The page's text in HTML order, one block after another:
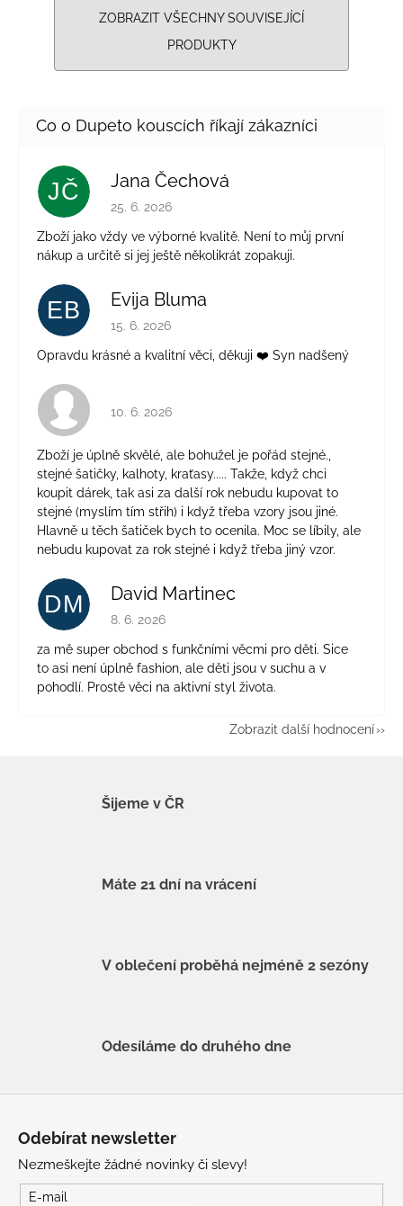
ZOBRAZIT VŠECHNY SOUVISEJÍCÍ
PRODUKTY
JČ Jana Čechová
Hodnocení obchodu je 5 z 5 hvězdiček.
25. 6. 2026
Zboží jako vždy ve výborné kvalitě. Není to můj první
nákup a určitě si jej ještě několikrát zopakuji.
EB Evija Bluma
Hodnocení obchodu je 5 z 5 hvězdiček.
15. 6. 2026
Opravdu krásné a kvalitní věci, děkuji ❤️ Syn nadšený
Hodnocení obchodu je 4 z 5 hvězdiček.
10. 6. 2026
Zboží je úplně skvělé, ale bohužel je pořád stejné.,
stejné šatičky, kalhoty, kraťasy..... Takže, když chci
koupit dárek, tak asi za další rok nebudu kupovat to
stejné (myslím tím střih) i když třeba vzory jsou jiné.
Hlavně u těch šatiček bych to ocenila. Moc se líbily, ale
nebudu kupovat za rok stejné i když třeba jiný vzor.
DM David Martinec
Hodnocení obchodu je 5 z 5 hvězdiček.
8. 6. 2026
za mě super obchod s funkčními věcmi pro děti. Sice
to asi není úplně fashion, ale děti jsou v suchu a v
pohodlí. Prostě věci na aktivní styl života.
Zobrazit další hodnocení
Šijeme v ČR
Máte 21 dní na vrácení
V oblečení proběhá nejméně 2 sezóny
Odesíláme do druhého dne
Odebírat newsletter
Nezmeškejte žádné novinky či slevy!
E-mail